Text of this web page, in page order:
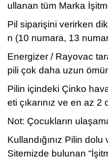
ullanan tüm Marka
Pil siparişini verirken
n (10 numara, 13
Energizer / Rayovac
pili çok daha uzun
Pilin içindeki Çinko
eti çıkarınız ve en az
Not: Çocukların
Kullandığınız Pilin
Sitemizde bulunan